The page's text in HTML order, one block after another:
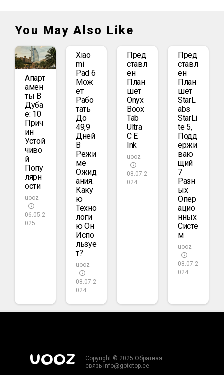
You May Also Like
Апарт
Амен
Ты В
Дуба
Е: 10
Прич
Ин
Устой
Чиво
Й
Попу
Лярн
Ости
uooz
06.05.2
025
Xiao
Mi
Pad 6
Мож
Ет
Рабо
Тать
До
49,9
Дней
В
Режи
Ме
Ожид
Ания.
Каку
Ю
Техно
Логи
Ю Он
Испо
Льзуе
Т?
uooz
08.07.2
024
Пред
Ставл
Ен
План
Шет
Onyx
Boox
Tab
Ultra
C E
Ink
uooz
08.07.2
024
Пред
Ставл
Ен
План
Шет
StarL
Abs
StarLi
Te 5,
Подд
Ержи
Ваю
Щий
7
Разн
Ых
Опер
Ацио
Нных
Систе
М
uooz
08.07.2
024
UOOZ
Copyright © 2025 Обратная
связь info@gototop.ee